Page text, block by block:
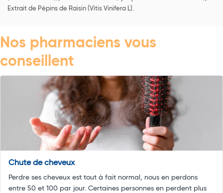
Extrait de Pépins de Raisin (Vitis Vinifera L).
Nos pharmaciens vous
conseillent
Chute de cheveux
Perdre ses cheveux est tout à fait normal, nous en perdons
entre 50 et 100 par jour. Certaines personnes en perdent plus